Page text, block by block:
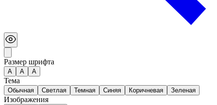
Размер шрифта
А A A
Тема
Обычная Светлая Темная Синяя Коричневая Зеленая
Изображения